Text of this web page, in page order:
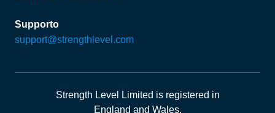
Supporto
support@strengthlevel.com
Strength Level Limited is registered in
England and Wales.